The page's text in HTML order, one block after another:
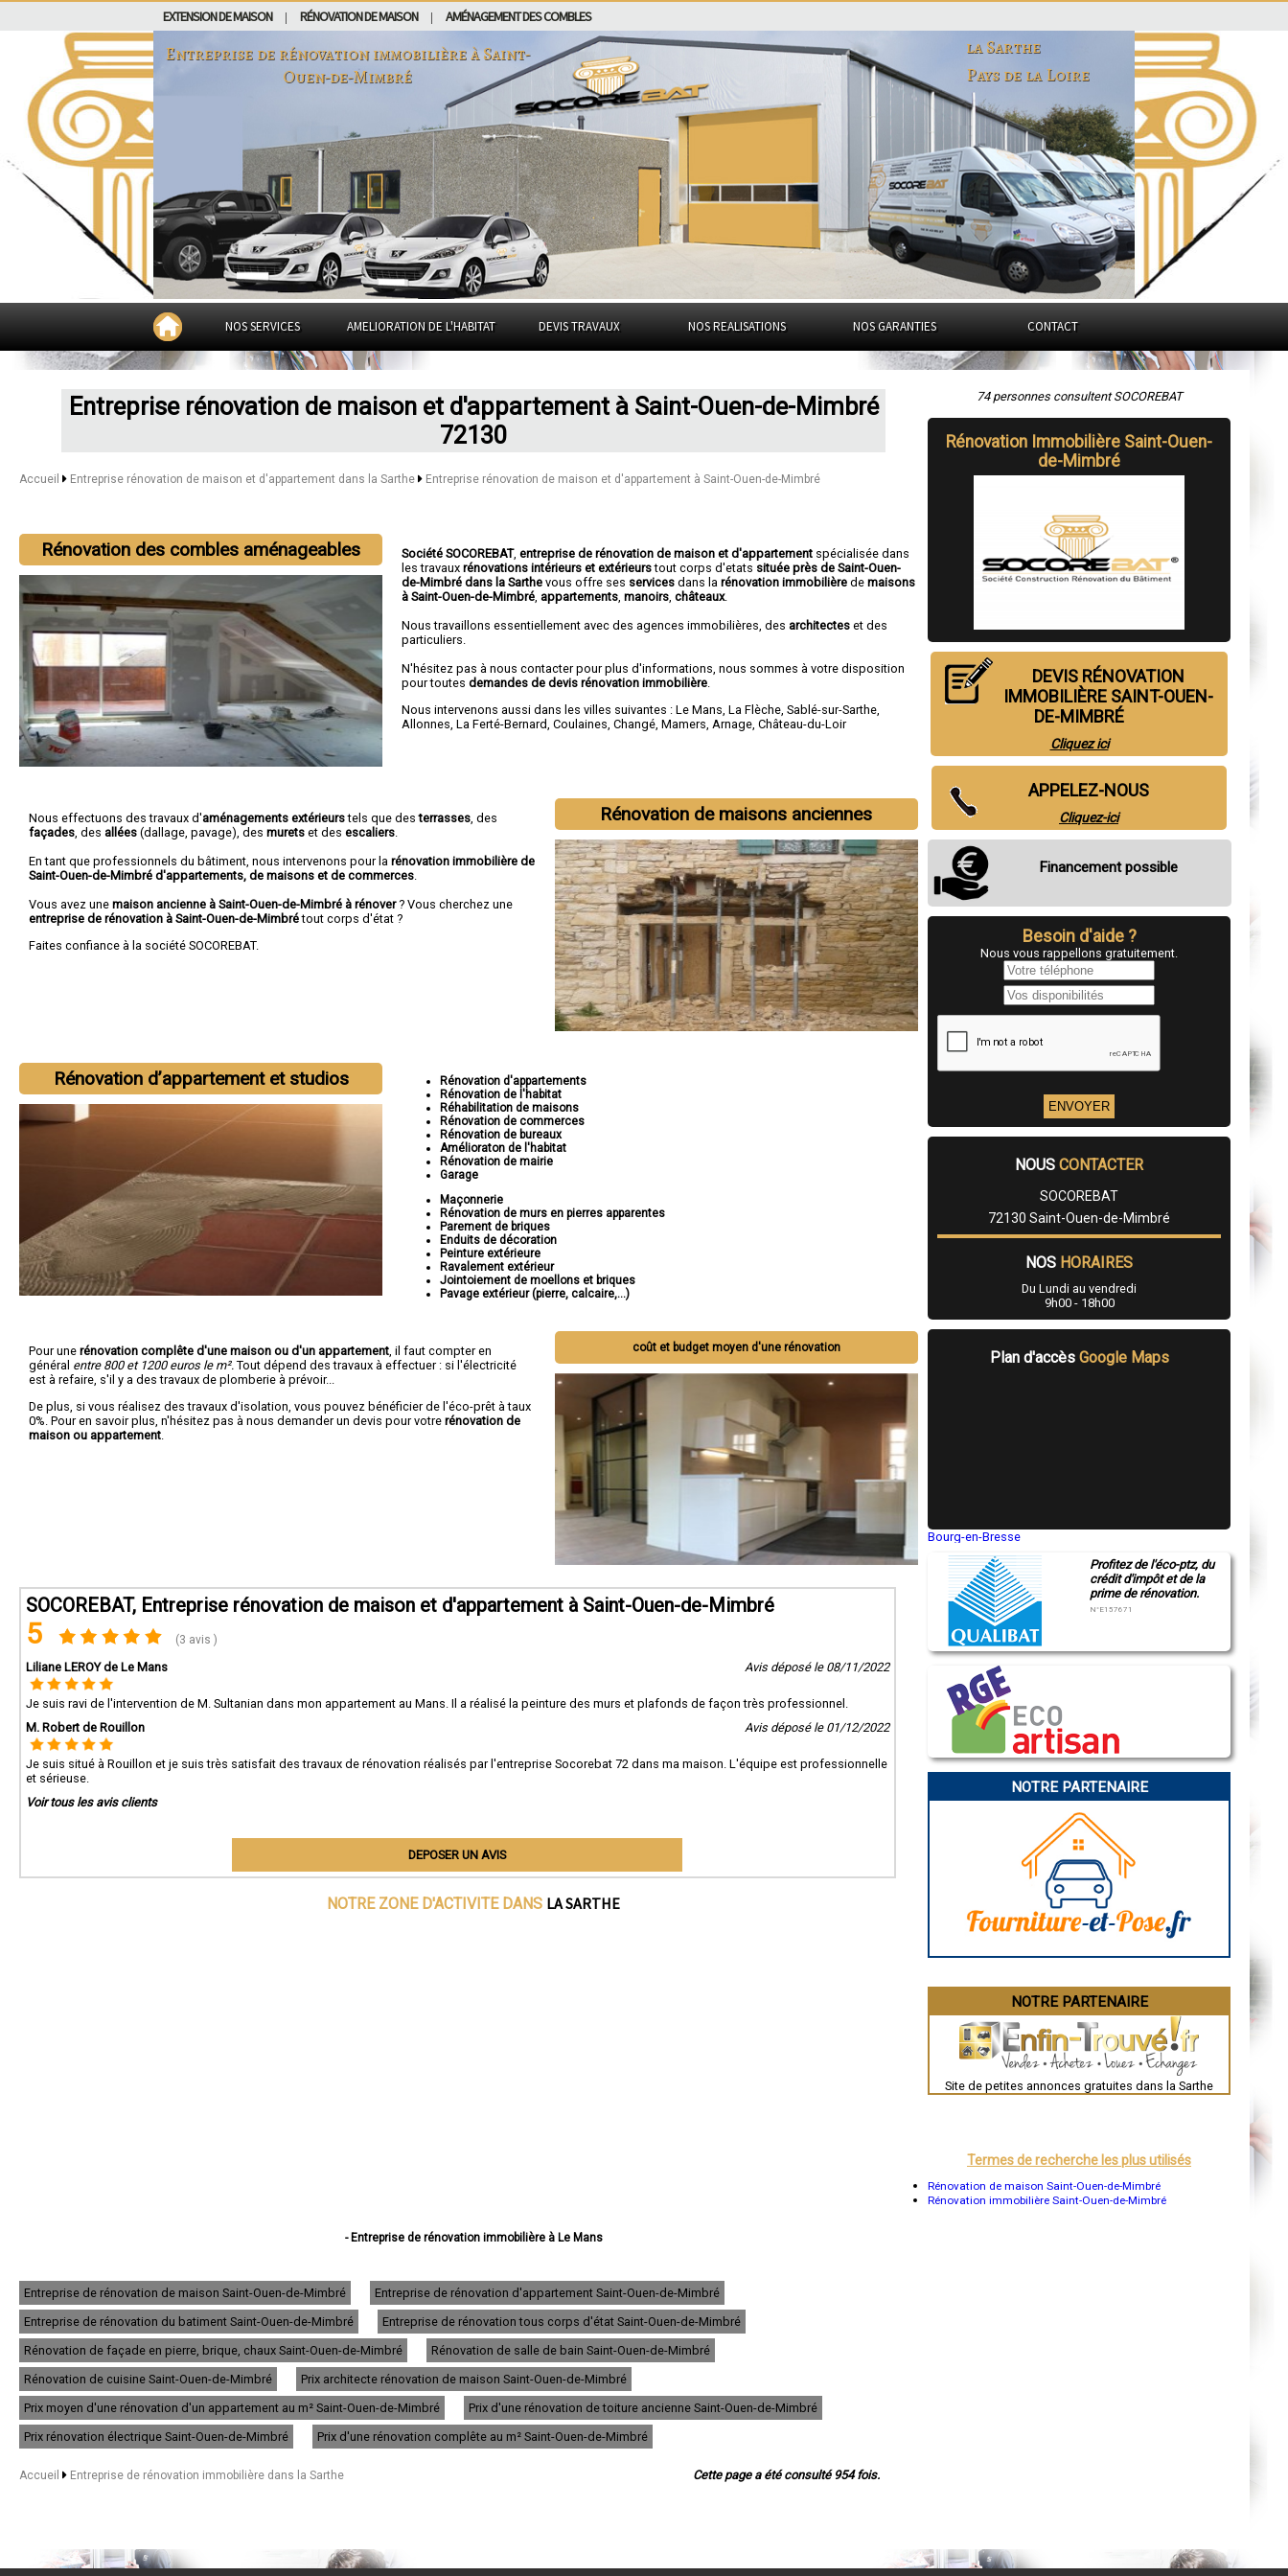
EXTENSION DE MAISON RÉNOVATION DE MAISON AMÉNAGEMENT DES COMBLES
Entreprise de rénovation immobilière àSaint-
Ouen-de-Mimbré
la Sarthe
Pays de la Loire
NOS SERVICES AMELIORATION DE L'HABITAT DEVIS TRAVAUX NOS REALISATIONS NOS GARANTIES CONTACT
Entreprise rénovation de maison et d'appartement à Saint-Ouen-de-Mimbré
72130
Accueil Entreprise rénovation de maison et d'appartement dans la Sarthe Entreprise rénovation de maison et d'appartement à Saint-Ouen-de-Mimbré
Rénovation des combles aménageables Société SOCOREBAT,entreprise de rénovation de maison et d'appartement spécialisée dans
les travauxrénovations intérieurs et extérieurstout corps d'etats située près de Saint-Ouen-
de-Mimbré dans la Sarthevous offre ses services dans larénovation immobilière demaisons
à Saint-Ouen-de-Mimbré appartements ,manoirs ,châteaux.
Nous travaillons essentiellement avec des agences immobilières, des architectes et des
particuliers.
N'hésitez pas à nous contacter pour plus d'informations, nous sommes à votre disposition
pour toutesdemandes de devis rénovation immobilière
Nous intervenons aussi dans les villes suivantes :Le Mans ,La Flèche ,Sablé-sur-Sarthe
Allonnes ,La Ferté-Bernard ,Coulaines ,Changé ,Mamers Arnage ,Château-du-Loir
Rénovation de maisons anciennes
Nous effectuons des travaux d'aménagements extérieurstels que desterrasses , des
façades , des allées (dallage, pavage), des murets et des escaliers
En tant que professionnels du bâtiment, nous intervenons pour la rénovation immobilière de
Saint-Ouen-de-Mimbré d'appartements, de maisons et de commerces
Vous avez une maison ancienne à Saint-Ouen-de-Mimbré à rénover? Vous cherchez une
entreprise de rénovation à Saint-Ouen-de-Mimbrétout corps d'état ?
Faites confiance à la société SOCOREBAT.
Rénovation d’appartement et studios
Rénovation d'appartements
Rénovation de l'habitat
Réhabilitation de maisons
Rénovation de commerces
Rénovation de bureaux
Amélioraton de l'habitat
Rénovation de mairie
Garage
Maçonnerie
Rénovation de murs en pierres apparentes
Parement de briques
Enduits de décoration
Peinture extérieure
Ravalement extérieur
Jointoiement de moellons et briques
Pavage extérieur (pierre, calcaire,...)
coût et budget moyen d'une rénovation
Pour une rénovation complête d'une maison ou d'un appartement , il faut compter en
général entre 800 et 1200 euros le m². Tout dépend des travaux à effectuer : si l'électricité
est à refaire, s'il y a des travaux de plomberie à prévoir...
De plus, si vous réalisez des travaux d'isolation, vous pouvez bénéficier de l'éco-prêt à taux
0%. Pour en savoir plus, n'hésitez pas à nous demander un devis pour votre rénovation de
maison ou appartement
SOCOREBAT, Entreprise rénovation de maison et d'appartement à Saint-Ouen-de-Mimbré
5 (3 avis )
Liliane LEROY de Le Mans Avis déposé le 08/11/2022
Je suis ravi de l'intervention de M. Sultanian dans mon appartement au Mans. Il a réalisé la peinture des murs et plafonds de façon très professionnel.
M. Robert de Rouillon
Avis déposé le 01/12/2022
Je suis situé à Rouillon et je suis très satisfait des travaux de rénovation réalisés par l'entreprise Socorebat 72 dans ma maison. L'équipe est professionnelle
et sérieuse.
Voir tous les avis clients
DEPOSER UN AVIS
NOTRE ZONE D'ACTIVITE DANS LA SARTHE
- Entreprise de rénovation immobilière à Le Mans
- Entreprise de rénovation immobilière à Allonnes
- Entreprise de rénovation immobilière à La Ferté-Bernard
- Entreprise de rénovation immobilière à Coulaines
- Entreprise de rénovation immobilière à Changé
- Entreprise de rénovation immobilière à Mamers
- Entreprise de rénovation immobilière à Arnage
- Entreprise de rénovation immobilière à Parigné-l'Évêque
- Entreprise de rénovation immobilière à Château-du-Loir
- Entreprise de rénovation immobilière à Écommoy
- Entreprise de rénovation immobilière à Mulsanne
- Entreprise de rénovation immobilière à Bonnétable
- Entreprise de rénovation immobilière à Sargé-lès-le-Mans
- Entreprise de rénovation immobilière à Champagne
Entreprise de rénovation de maison Saint-Ouen-de-Mimbré
Entreprise de rénovation d'appartement Saint-Ouen-de-Mimbré
Entreprise de rénovation du batiment Saint-Ouen-de-Mimbré
Entreprise de rénovation tous corps d'état Saint-Ouen-de-Mimbré
Rénovation de façade en pierre, brique, chaux Saint-Ouen-de-Mimbré
Rénovation de salle de bain Saint-Ouen-de-Mimbré
Rénovation de cuisine Saint-Ouen-de-Mimbré
Prix architecte rénovation de maison Saint-Ouen-de-Mimbré
Prix moyen d'une rénovation d'un appartement au m² Saint-Ouen-de-Mimbré
Prix d'une rénovation de toiture ancienne Saint-Ouen-de-Mimbré
Prix rénovation électrique Saint-Ouen-de-Mimbré
Prix d'une rénovation complête au m² Saint-Ouen-de-Mimbré
Cette page a été consulté 954 fois.
Accueil Entreprise de rénovation immobilière dans la Sarthe
74 personnes consultent SOCOREBAT
Rénovation Immobilière Saint-Ouen-
de-Mimbré
DEVIS RÉNOVATION
IMMOBILIÈRE SAINT-OUEN-
DE-MIMBRÉ
Cliquez ici
APPELEZ-NOUS
Cliquez-ici
Financement possible
Besoin d'aide ?
Nous vous rappellons gratuitement.
NOUS CONTACTER
SOCOREBAT
72130 Saint-Ouen-de-Mimbré
NOS HORAIRES
Du Lundi au vendredi
9h00 - 18h00
Plan d'accès Google Maps
Bourg-en-Bresse
Montluçon
Manosque
Gap
Charleville-Mézières
Pamiers
Narbonne
Rodez
Marseille
Caen
Angoulême
La Rochelle
Brive-la-Gaillarde
Chartres
Toulouse
Châteauroux
Grenoble
Mont-de-Marsan
Blois
Orléans
Agen
Mende
Chambéry
Annecy
Profitez de l'éco-ptz, du
crédit d'impôt et de la
prime de rénovation.
N°E157671
NOTRE PARTENAIRE
NOTRE PARTENAIRE
Site de petites annonces gratuites dans la Sarthe
Termes de recherche les plus utilisés
Rénovation de maison Saint-Ouen-de-Mimbré
Rénovation immobilière Saint-Ouen-de-Mimbré